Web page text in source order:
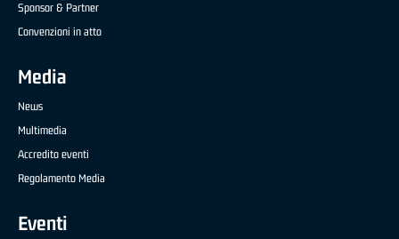
Sponsor & Partner
Convenzioni in atto
Media
News
Multimedia
Accredito eventi
Regolamento Media
Eventi